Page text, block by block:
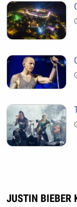
JUSTIN BIEBER